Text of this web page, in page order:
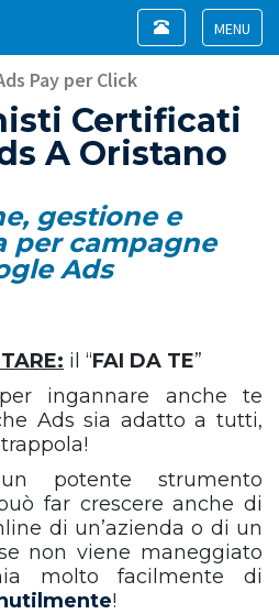
Toggle
Toggle
navigation
Pay per Click
Certificati
A Oristano
gestione e
per campagne
Ads
il “FAI DA TE”
ingannare anche te
Ads sia adatto a tutti,
potente strumento
far crescere anche di
di un’azienda o di un
non viene maneggiato
molto facilmente di
!